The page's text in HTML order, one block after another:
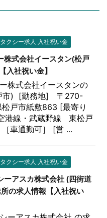
クシー求人 入社祝い金
株式会社イースタン(松戸
入社祝い金】
株式会社イースタンの
市) [勤務地] 〒270-
戸市紙敷863 [最寄り
港線・武蔵野線 東松戸
車通勤可］ [営 ...
クシー求人 入社祝い金
ーアスカ株式会社 (四街道
の求人情報【入社祝い